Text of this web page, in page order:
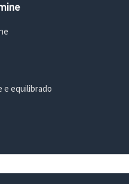
e equilibrado